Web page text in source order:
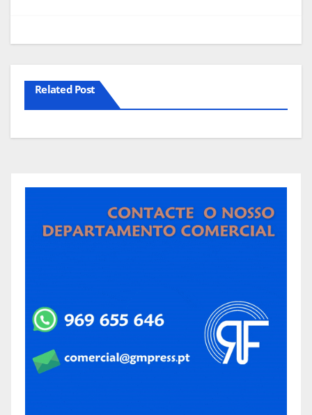
Related Post